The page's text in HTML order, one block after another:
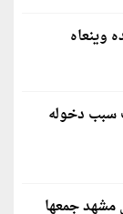
وينعاه
سبب دخوله
مشهد جمعها